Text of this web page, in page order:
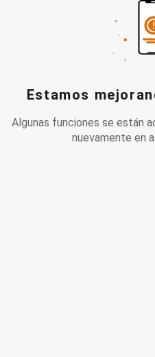
Estamos
Algunas funciones se están
nuevamente en